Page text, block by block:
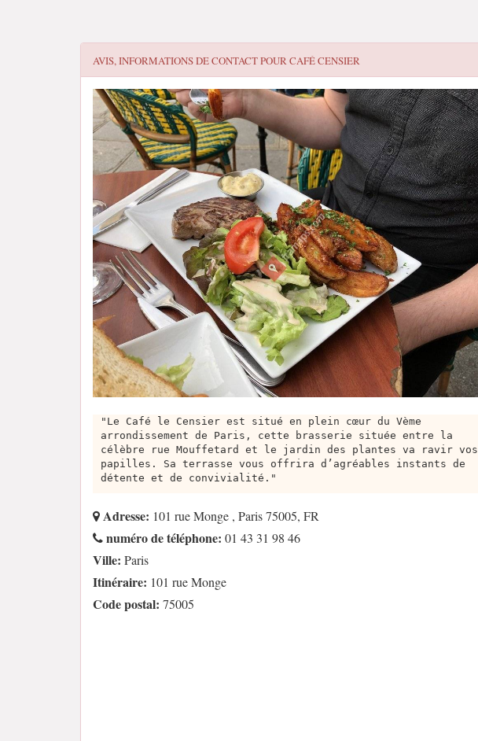
AVIS, INFORMATIONS DE CONTACT POURCAFÉ CENSIER
"Le Café le Censier est situé en plein cœur du Vème
arrondissement de Paris, cette brasserie située entre la
célèbre rue Mouffetard et le jardin des plantes va ravir vos
papilles. Sa terrasse vous offrira d’agréables instants de
détente et de convivialité."
Adresse: 101 rue Monge , Paris 75005, FR
numéro de téléphone: 01 43 31 98 46
Ville: Paris
Itinéraire: 101 rue Monge
Code postal: 75005